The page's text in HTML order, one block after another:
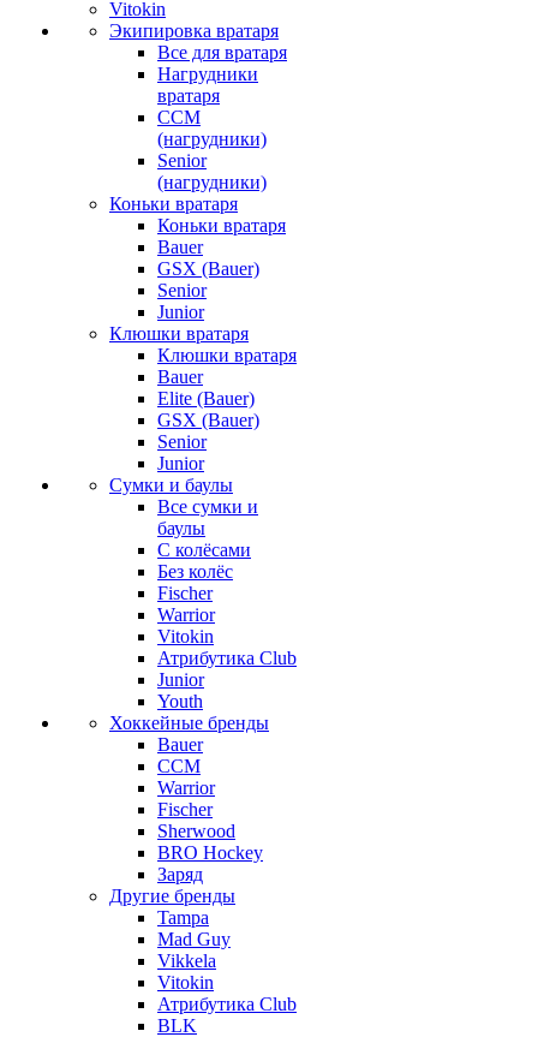
Vitokin
Экипировка вратаря
Все для вратаря
Нагрудники
вратаря
CCM
(нагрудники)
Senior
(нагрудники)
Коньки вратаря
Коньки вратаря
Bauer
GSX (Bauer)
Senior
Junior
Клюшки вратаря
Клюшки вратаря
Bauer
Elite (Bauer)
GSX (Bauer)
Senior
Junior
Сумки и баулы
Все сумки и
баулы
С колёсами
Без колёс
Fischer
Warrior
Vitokin
Атрибутика Club
Junior
Youth
Хоккейные бренды
Bauer
CCM
Warrior
Fischer
Sherwood
BRO Hockey
Заряд
Другие бренды
Tampa
Mad Guy
Vikkela
Vitokin
Атрибутика Club
BLK